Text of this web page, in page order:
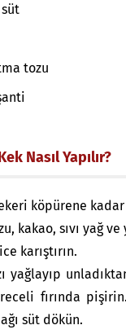
süt
tozu
Nasıl Yapılır?
köpürene kadar
kakao, sıvı yağ ve
karıştırın.
yağlayıp
fırında
süt dökün.